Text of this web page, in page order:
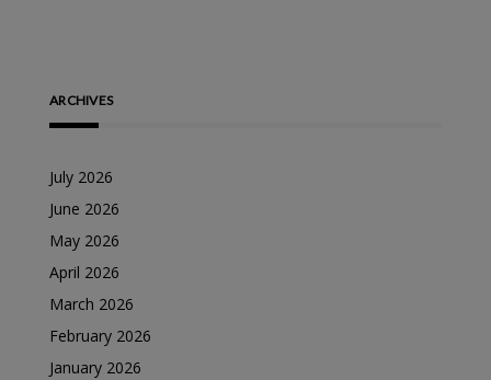
ARCHIVES
July 2026
June 2026
May 2026
April 2026
March 2026
February 2026
January 2026